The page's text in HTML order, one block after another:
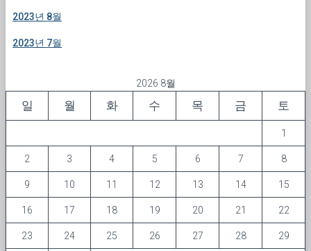
2023년 8월
2023년 7월
2026 8월
일 월 화 수 목 금 토
1
2 3 4 5 6 7 8
9 10 11 12 13 14 15
16 17 18 19 20 21 22
23 24 25 26 27 28 29